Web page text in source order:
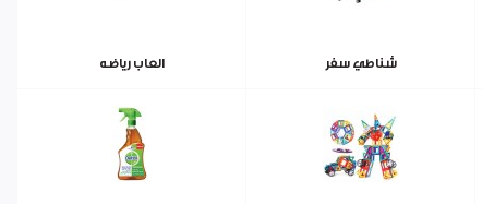
العاب رياضه شناطي سفر